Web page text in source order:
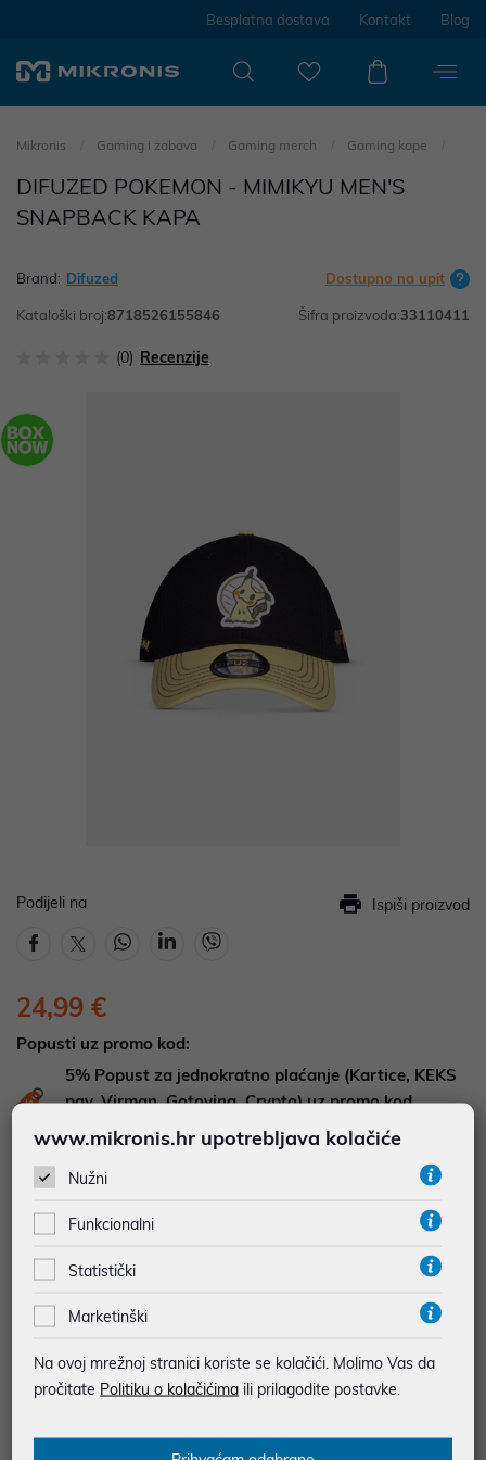
Besplatna dostava Kontakt Blog
Mikronis Gaming i zabava Gaming merch Gaming kape
DIFUZED POKEMON - MIMIKYU MEN'S
SNAPBACK KAPA
Brand: Difuzed Dostupno na upit
Kataloški broj:8718526155846 Šifra proizvoda:33110411
(0) Recenzije
Podijeli na Ispiši proizvod
24,99 €
Popusti uz promo kod:
5% Popust za jednokratno plaćanje (Kartice, KEKS
pay, Virman, Gotovina, Crypto) uz promo kod
"POPUST" , popusti se međusobno ne zbrajaju
DOSTUPNOST NA UPIT
Dodaj u favorite
najam za pravne osobe od 12 do 36 mj. već od
www.mikronis.hr upotrebljava kolačiće
Nužni
Funkcionalni
Statistički
Marketinški
Na ovoj mrežnoj stranici koriste se kolačići. Molimo Vas da
pročitate Politiku o kolačićima ili prilagodite postavke.